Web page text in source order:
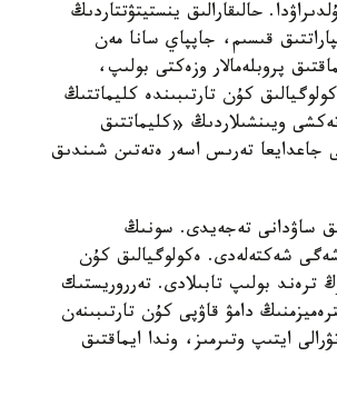
حالىقارالىق ينستيتۋتتاردىڭ
قىسىم، جاپپاي سانا مەن
پروبلەمالار وزەكتى بولىپ،
كۇن تارتىبىندە كليماتتىڭ
ويىنشىلاردىڭ «كليماتتىق
جاعدايعا تەرىس اسەر ەتەتىن شىندىق
ساۋدانى تەجەيدى. سونىڭ
شەكتەلەدى. ەكولوگيالىق كۇن
بولىپ تابىلادى. تەرروريستىك
دامۋ قاۋپى كۇن تارتىبىنەن
ايتىپ وتىرمىز، وندا ايماقتىق